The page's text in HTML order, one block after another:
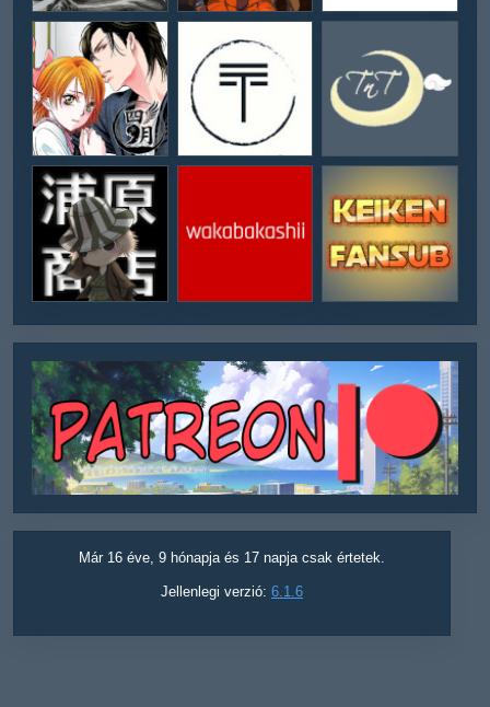
Már 16 éve, 9 hónapja és 17 napja csak értetek.
Jellenlegi verzió: 6.1.6